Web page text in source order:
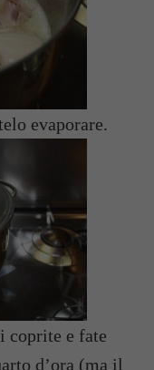
evaporare.
coprite e fate
d’ora (ma il